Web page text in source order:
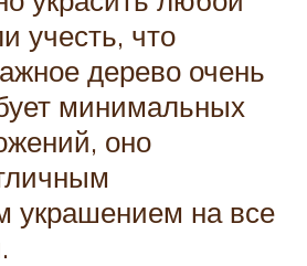
учесть, что
дерево очень
минимальных
оно
украшением на все